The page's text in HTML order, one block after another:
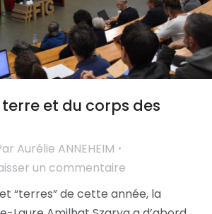
et du corps des
Aurélie ANNEHEIM
un commentaire
“terres” de cette année, la